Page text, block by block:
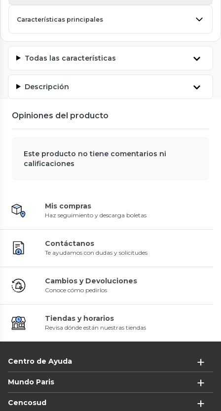
Características principales
Todas las características
Descripción
Opiniones del producto
Este producto no tiene comentarios ni
calificaciones
Mis compras
Haz seguimiento y descarga boletas
Contáctanos
Te ayudamos con dudas y solicitudes
Cambios y Devoluciones
Conoce cómo pedirlos
Tiendas y horarios
Revisa dónde están nuestras tiendas
Centro de Ayuda
Mundo Paris
Cencosud